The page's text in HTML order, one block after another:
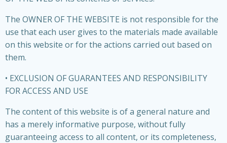
The OWNER OF THE WEBSITE is not responsible for the
use that each user gives to the materials made available
on this website or for the actions carried out based on
them.
• EXCLUSION OF GUARANTEES AND RESPONSIBILITY
FOR ACCESS AND USE
The content of this website is of a general nature and
has a merely informative purpose, without fully
guaranteeing access to all content, or its completeness,